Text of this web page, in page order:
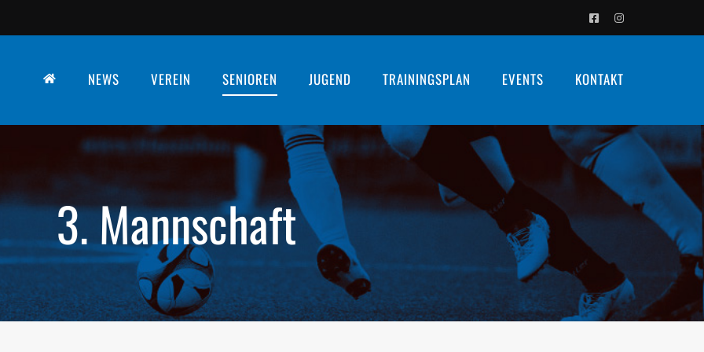
FacebookInstagram
NEWS VEREIN SENIOREN JUGEND TRAININGSPLAN EVENTS KONTAKT
3. Mannschaft